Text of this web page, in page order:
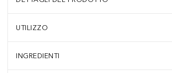
UTILIZZO
INGREDIENTI